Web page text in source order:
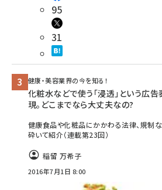
95
31
健康・美容業界の今を知る！
化粧水などで使う「浸透」という広告
現。どこまでなら大丈夫なの?
健康食品や化粧品にかかわる法律、規制
砕いて紹介（連載第23回）
稲留 万希子
2016年7月1日 8:00